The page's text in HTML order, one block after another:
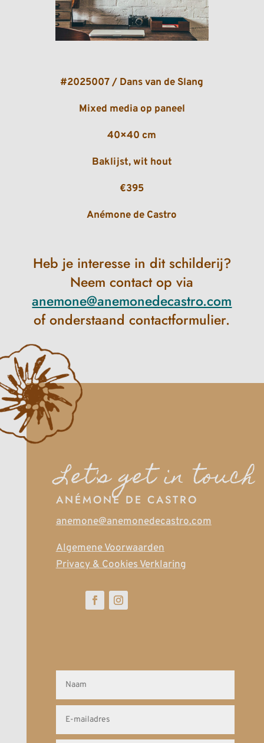
#2025007 / Dans van de Slang
Mixed media op paneel
40×40 cm
Baklijst, wit hout
€395
Anémone de Castro
Heb je interesse in dit schilderij?
Neem contact op via
anemone@anemonedecastro.com
of onderstaand contactformulier.
Let's get in touch
ANÉMONE DE CASTRO
anemone@anemonedecastro.com
Algemene Voorwaarden
Privacy & Cookies Verklaring